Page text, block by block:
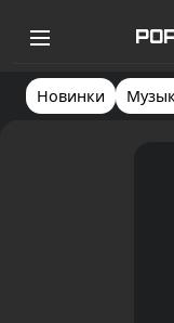
Новинки